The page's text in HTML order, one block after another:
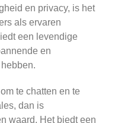
en privacy, is het
als ervaren
een levendige
en
te chatten en te
dan is
waard. Het biedt een